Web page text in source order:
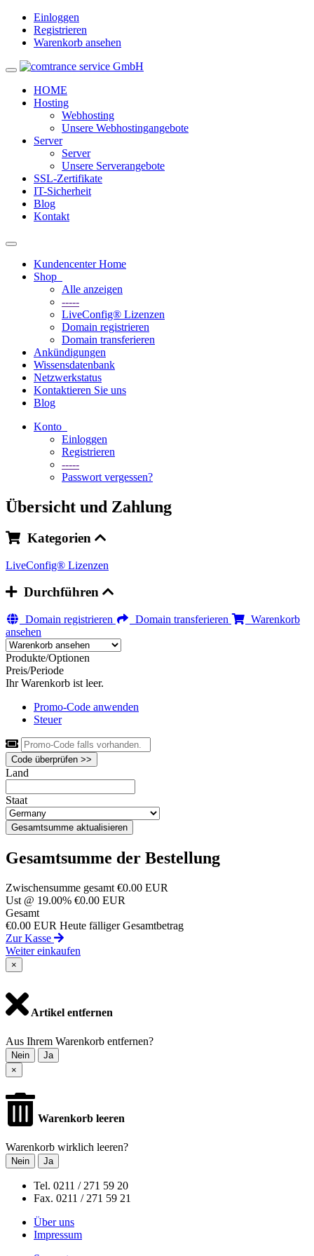
Einloggen
Registrieren
Warenkorb ansehen
Toggle
navigation
HOME
Hosting
Webhosting
Unsere Webhostingangebote
Server
Server
Unsere Serverangebote
SSL-Zertifikate
IT-Sicherheit
Blog
Kontakt
Toggle
navigationKundencenter Home
Shop
Alle anzeigen
-----
LiveConfig® Lizenzen
Domain registrieren
Domain transferieren
Ankündigungen
Wissensdatenbank
Netzwerkstatus
Kontaktieren Sie uns
Blog
Konto
Einloggen
Registrieren
-----
Passwort vergessen?
Übersicht und Zahlung
Kategorien
LiveConfig® Lizenzen
Durchführen
Domain registrieren Domain transferieren
Warenkorb
ansehen
Produkte/Optionen
Preis/Periode
Ihr Warenkorb ist leer.
Promo-Code anwenden
Steuer
Code überprüfen >>
Land
Staat
Gesamtsumme aktualisieren
Gesamtsumme der Bestellung
Zwischensumme gesamt €0.00 EUR
Ust @ 19.00% €0.00 EUR
Gesamt
€0.00 EUR Heute fälliger Gesamtbetrag
Zur Kasse
Weiter einkaufen
×
Artikel entfernen
Aus Ihrem Warenkorb entfernen?
Nein
Ja
×
Warenkorb leeren
Warenkorb wirklich leeren?
Nein Ja
Tel. 0211 / 271 59 20
Fax. 0211 / 271 59 21
Über uns
Impressum